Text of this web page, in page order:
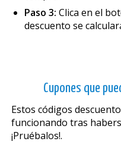
Paso 3: Clica en el
descuento se
Cupones que
Estos códigos
funcionando tras
¡Pruébalos!.